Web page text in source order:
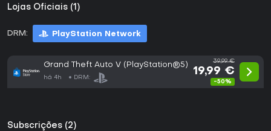
Lojas Oficiais (1)
DRM: PlayStation Network
Grand Theft Auto V (PlayStation®5)
há 4h DRM:
39,99 €
19,99 €
-50%
Subscrições (2)